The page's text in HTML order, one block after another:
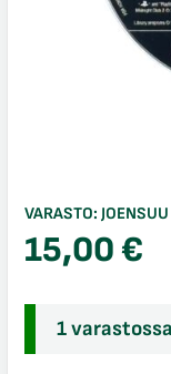
VARASTO: JOENSUU
15,00€
1 varastossa